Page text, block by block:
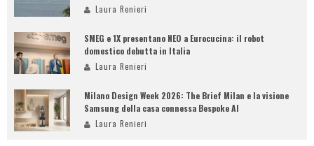
Laura Renieri
SMEG e 1X presentano NEO a Eurocucina: il robot
domestico debutta in Italia
Laura Renieri
Milano Design Week 2026: The Brief Milan e la visione
Samsung della casa connessa Bespoke AI
Laura Renieri